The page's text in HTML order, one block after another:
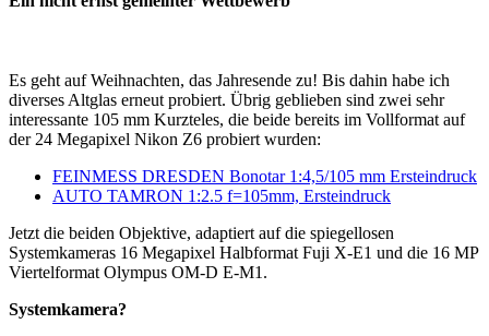
Es geht auf Weihnachten, das Jahresende zu! Bis dahin habe ich
diverses Altglas erneut probiert. Übrig geblieben sind zwei sehr
interessante 105 mm Kurzteles, die beide bereits im Vollformat auf
der 24 Megapixel Nikon Z6 probiert wurden:
FEINMESS DRESDEN Bonotar 1:4,5/105 mm Ersteindruck
AUTO TAMRON 1:2.5 f=105mm, Ersteindruck
Jetzt die beiden Objektive, adaptiert auf die spiegellosen
Systemkameras 16 Megapixel Halbformat Fuji X-E1 und die 16 MP
Viertelformat Olympus OM-D E-M1.
Systemkamera?